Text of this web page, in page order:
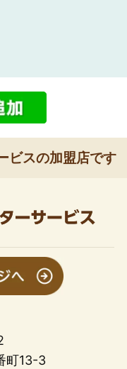
ビスの加盟店です
町13-3